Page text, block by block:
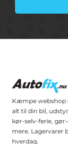
Kæmpe webshop
alt til din bil,
kør-selv-ferie,
mere. Lagervarer
hverdag.